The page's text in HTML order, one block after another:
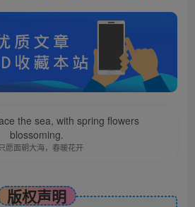
the sea, with spring flowers
blossoming.
愿面朝大海，春暖花开
版权声明